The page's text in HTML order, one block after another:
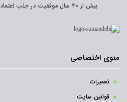
بیش از ۴۰ سال موفقیت در جلب اعتماد شما
منوی اختصاصی
تعمیرات
قوانین سایت